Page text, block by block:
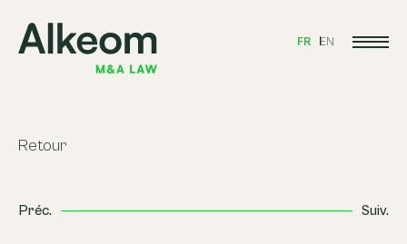
FR EN
Retour
Préc. Suiv.